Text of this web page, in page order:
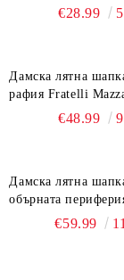
€28.99
Дамска лятна
рафия Fratelli
€48.99
Дамска лятна
обърната
Fratelli Mazzanti |
€59.99